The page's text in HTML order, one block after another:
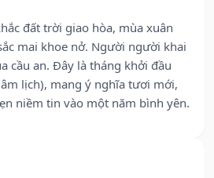
đất trời giao hòa, mùa xuân
mai khoe nở. Người người khai
cầu an. Đây là tháng khởi đầu
lịch), mang ý nghĩa tươi mới,
niềm tin vào một năm bình yên.